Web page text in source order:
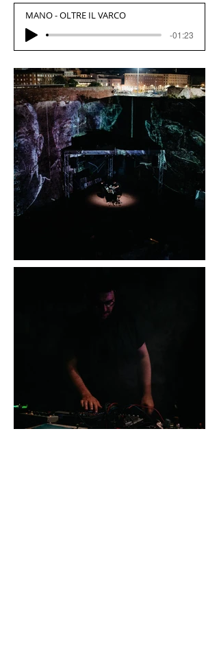
MANO - OLTRE IL VARCO
-01:23